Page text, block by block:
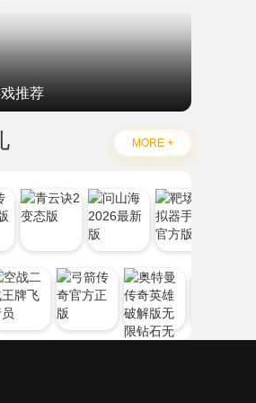
推荐
MORE +